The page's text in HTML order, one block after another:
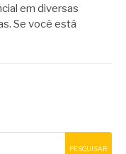
em diversas
Se você está
PESQUISAR